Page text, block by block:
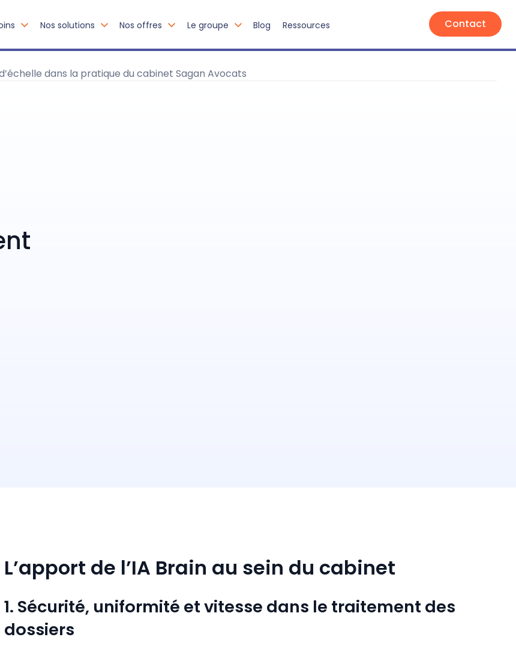
Nos solutions Nos offres Le groupe Blog Ressources Contact
dans la pratique du cabinet Sagan Avocats
L’apport de l’IA Brain au sein du cabinet
1. Sécurité, uniformité et vitesse dans le traitement des
dossiers